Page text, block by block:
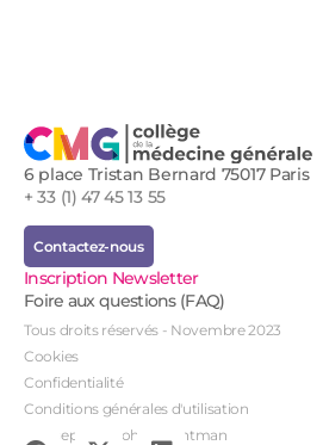
6 place Tristan Bernard 75017 Paris
+ 33 (1) 47 45 13 55
Contactez-nous
Inscription Newsletter
Foire aux questions (FAQ)
Tous droits réservés - Novembre 2023
Cookies
Confidentialité
Conditions générales d'utilisation
Conception : John Brightman